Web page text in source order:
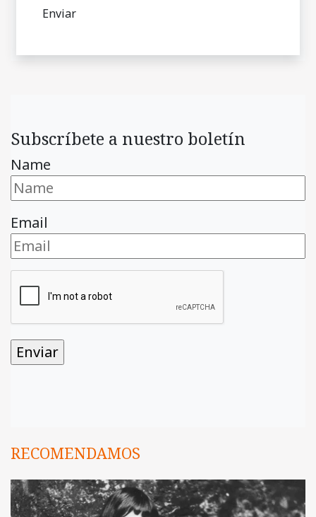
Subscríbete a nuestro boletín
Name
Email
RECOMENDAMOS